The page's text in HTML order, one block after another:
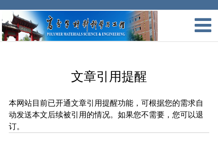
文章引用提醒
本网站目前已开通文章引用提醒功能，可根据您的需求自
动发送本文后续被引用的情况。如果您不需要，您可以退
订。